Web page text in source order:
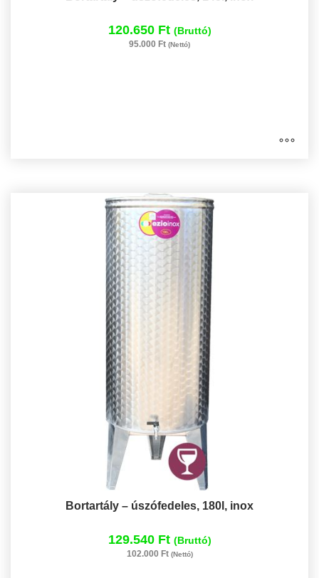
120.650 Ft (Bruttó)
95.000 Ft (Nettó)
Bortartály – úszófedeles, 180l, inox
129.540 Ft (Bruttó)
102.000 Ft (Nettó)